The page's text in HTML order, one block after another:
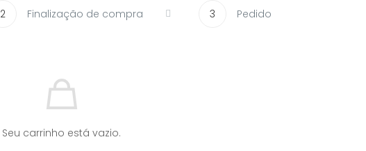
2 Finalização de compra 3 Pedido
Seu carrinho está vazio.